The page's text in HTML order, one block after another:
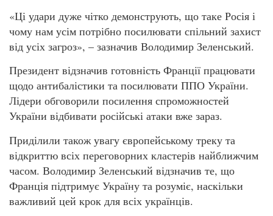
«Ці удари дуже чітко демонструють, що таке Росія і
чому нам усім потрібно посилювати спільний захист
від усіх загроз», – зазначив Володимир Зеленський.
Президент відзначив готовність Франції працювати
щодо антибалістики та посилювати ППО України.
Лідери обговорили посилення спроможностей
України відбивати російські атаки вже зараз.
Приділили також увагу європейському треку та
відкриттю всіх переговорних кластерів найближчим
часом. Володимир Зеленський відзначив те, що
Франція підтримує Україну та розуміє, наскільки
важливий цей крок для всіх українців.